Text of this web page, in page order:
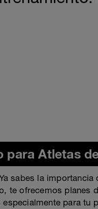
para Atletas
sabes la importancia
te ofrecemos planes
para tu